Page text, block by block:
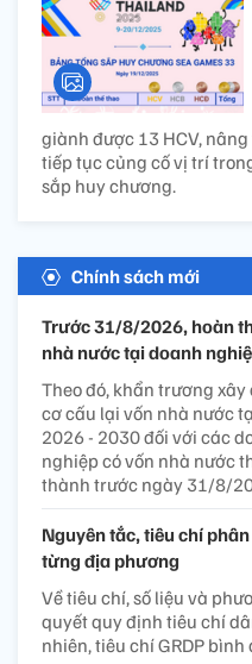
giành được 13 HCV,
tiếp tục củng cố vị trí
sắp huy chương.
Chính sách mới
Trước 31/8/2026, hoàn
nhà nước tại doanh
Theo đó, khẩn trương
cơ cấu lại vốn nhà nước
2026 - 2030 đối với các
nghiệp có vốn nhà nước
thành trước ngày 31/8/
Nguyên tắc, tiêu chí
từng địa phương
Về tiêu chí, số liệu và
quyết quy định tiêu chí
nhiên, tiêu chí GRDP